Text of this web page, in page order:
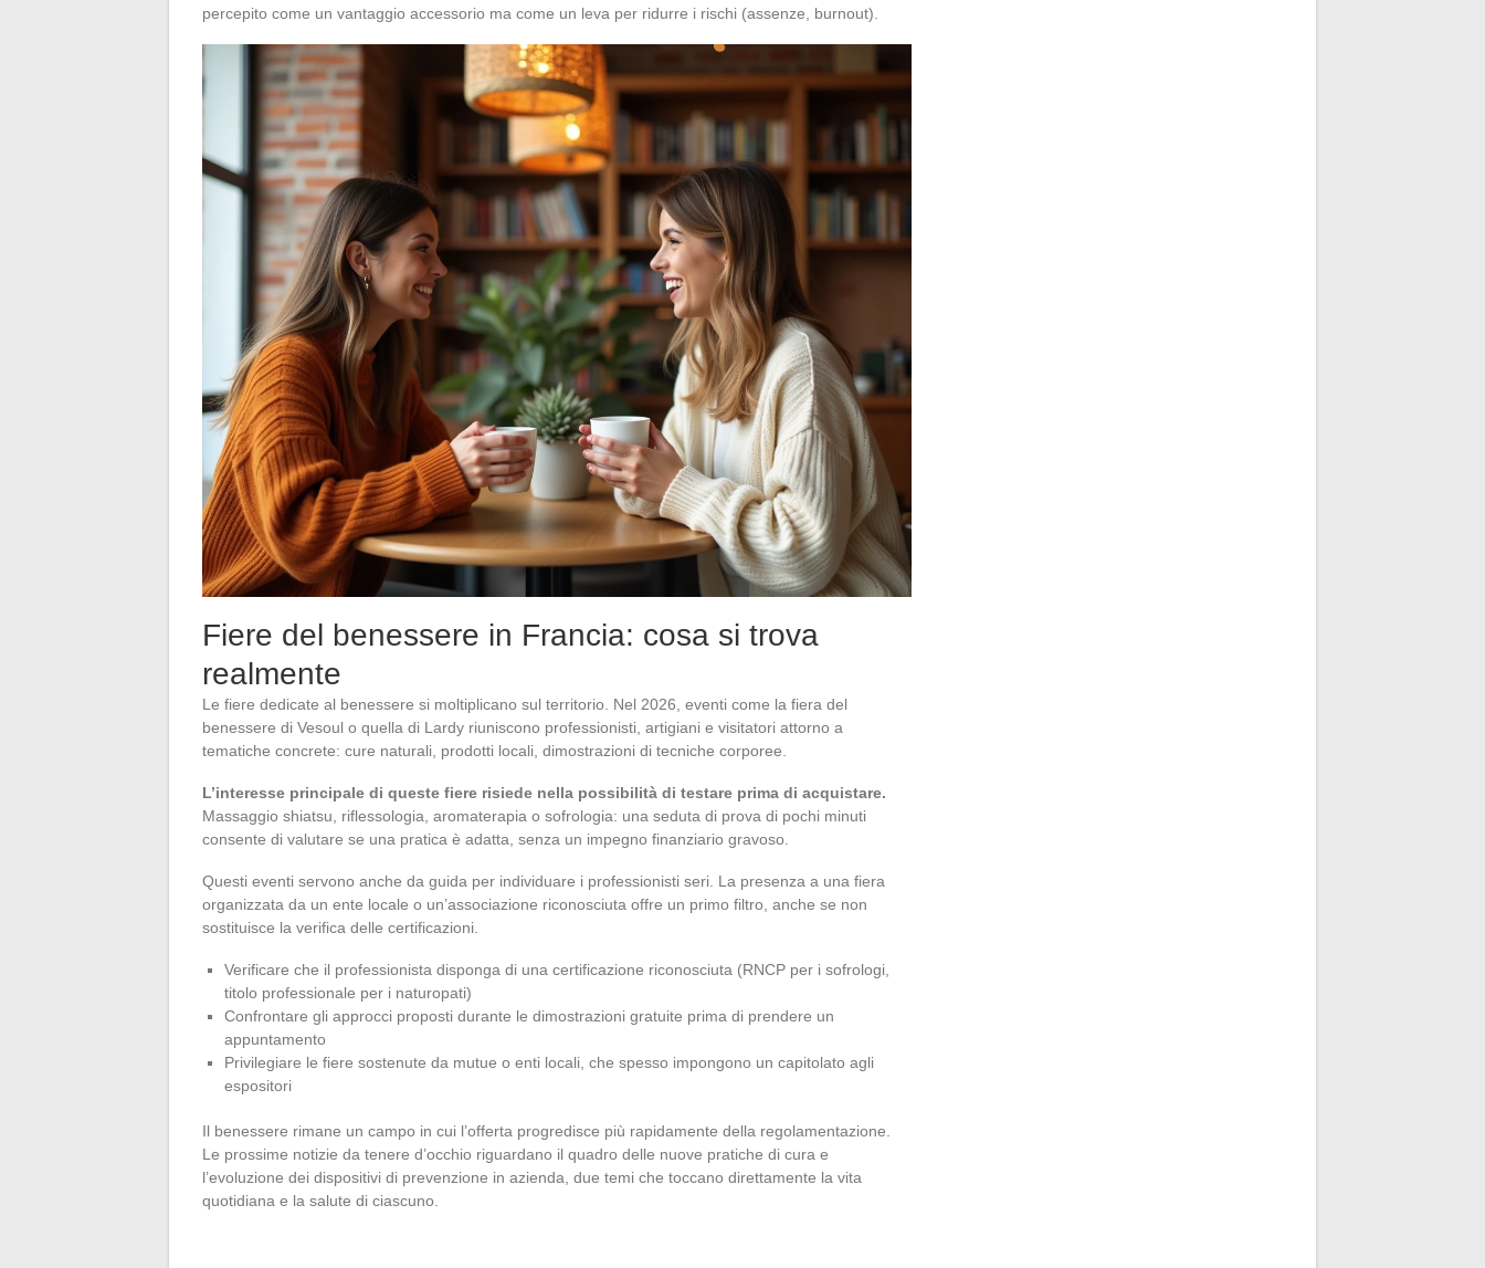
percepito come un vantaggio accessorio ma come un leva per ridurre i rischi (assenze, burnout).
Fiere del benessere in Francia: cosa si trova
realmente
Le fiere dedicate al benessere si moltiplicano sul territorio. Nel 2026, eventi come la fiera del
benessere di Vesoul o quella di Lardy riuniscono professionisti, artigiani e visitatori attorno a
tematiche concrete: cure naturali, prodotti locali, dimostrazioni di tecniche corporee.
L’interesse principale di queste fiere risiede nella possibilità di testare prima di acquistare.
Massaggio shiatsu, riflessologia, aromaterapia o sofrologia: una seduta di prova di pochi minuti
consente di valutare se una pratica è adatta, senza un impegno finanziario gravoso.
Questi eventi servono anche da guida per individuare i professionisti seri. La presenza a una fiera
organizzata da un ente locale o un’associazione riconosciuta offre un primo filtro, anche se non
sostituisce la verifica delle certificazioni.
Verificare che il professionista disponga di una certificazione riconosciuta (RNCP per i sofrologi,
titolo professionale per i naturopati)
Confrontare gli approcci proposti durante le dimostrazioni gratuite prima di prendere un
appuntamento
Privilegiare le fiere sostenute da mutue o enti locali, che spesso impongono un capitolato agli
espositori
Il benessere rimane un campo in cui l’offerta progredisce più rapidamente della regolamentazione.
Le prossime notizie da tenere d’occhio riguardano il quadro delle nuove pratiche di cura e
l’evoluzione dei dispositivi di prevenzione in azienda, due temi che toccano direttamente la vita
quotidiana e la salute di ciascuno.